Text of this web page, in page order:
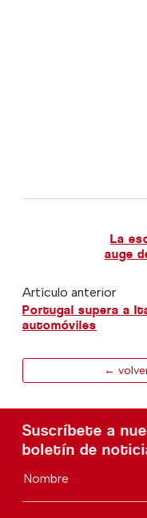
La
auge
Artículo anterior
Portugal supera a
automóviles
←
Suscríbete a
boletín de
Nombre